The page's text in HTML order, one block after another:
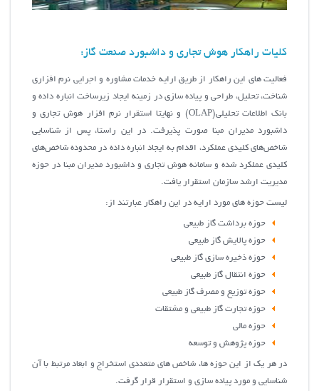
کلیات راهکار هوش تجاری و داشبورد صنعت گاز:
فعالیت های این راهکار از طریق ارایه خدمات مشاوره و اجرایی نرم افزاری
شناخت، تحلیل، طراحی و پیاده سازی در زمینه ایجاد زیرساخت انباره داده و
بانک اطلاعات تحلیلی(OLAP) و نهایتا استقرار نرم افزار هوش تجاری و
داشبورد مدیران مبنا صورت پذیرفت. در این راستا، پس از شناسايي
شاخص‌هاي كليدي عملكرد، اقدام به ايجاد انباره داده در محدوده شاخص‌هاي
كليدي عملكرد شده و سامانه هوش تجاري و داشبورد مديران مبنا در حوزه
مديريت ارشد سازمان استقرار یافت.
لیست حوزه های مورد ارایه در این راهکار عبارتند از:
حوزه برداشت گاز طبیعی
حوزه پالایش گاز طبیعی
حوزه ذخیره سازی گاز طبیعی
حوزه انتقال گاز طبیعی
حوزه توزیع و مصرف گاز طبیعی
حوزه تجارت گاز طبیعی و مشتقات
حوزه مالی
حوزه پژوهش و توسعه
در هر یک از این حوزه ها، شاخص های متعددی استخراج و ابعاد مرتبط با آن
شناسایی و مورد پیاده سازی و استقرار قرار گرفت.